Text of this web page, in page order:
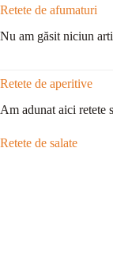
Retete de afumaturi
Nu am găsit niciun
Retete de aperitive
Am adunat aici retete
Retete de salate